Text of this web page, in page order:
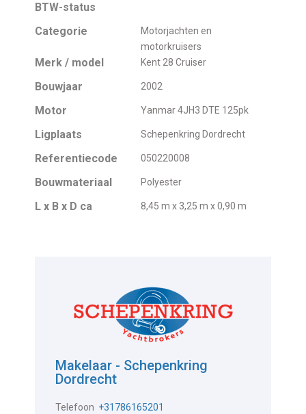
BTW-status
Categorie
Motorjachten en
motorkruisers
Merk / model Kent 28 Cruiser
Bouwjaar 2002
Motor Yanmar 4JH3 DTE 125pk
Ligplaats Schepenkring Dordrecht
Referentiecode 050220008
Bouwmateriaal Polyester
L x B x D ca 8,45 m x 3,25 m x 0,90 m
Makelaar - Schepenkring
Dordrecht
Telefoon +31786165201